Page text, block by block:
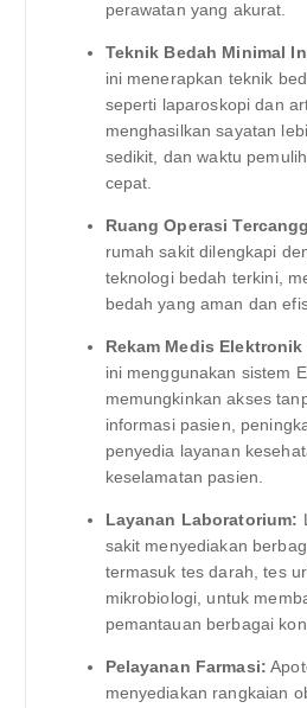
perawatan yang akurat.
Teknik Bedah Minimal
ini menerapkan teknik
seperti laparoskopi dan
menghasilkan sayatan
sedikit, dan waktu
cepat.
Ruang Operasi
rumah sakit dilengkapi
teknologi bedah terkini,
bedah yang aman dan
Rekam Medis Elektronik
ini menggunakan sistem
memungkinkan akses
informasi pasien,
penyedia layanan
keselamatan pasien.
Layanan Laboratorium:
sakit menyediakan
termasuk tes darah, tes
mikrobiologi, untuk
pemantauan berbagai
Pelayanan Farmasi:
menyediakan rangkaian